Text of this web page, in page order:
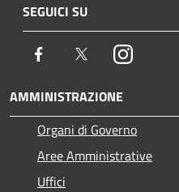
SEGUICI SU
Facebook TwitterInstagram
AMMINISTRAZIONE
Organi di Governo
Aree Amministrative
Uffici